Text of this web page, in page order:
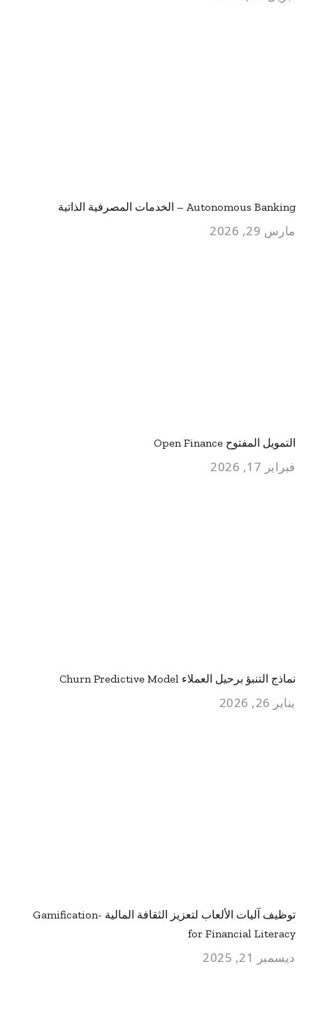
Autonomous Banking – الخدمات المصرفية الذاتية
مارس 29, 2026
التمويل المفتوح Open Finance
فبراير 17, 2026
نماذج التنبؤ برحيل العملاء Churn Predictive Model
يناير 26, 2026
توظيف آليات الألعاب لتعزيز الثقافة المالية -Gamification
for Financial Literacy
ديسمبر 21, 2025